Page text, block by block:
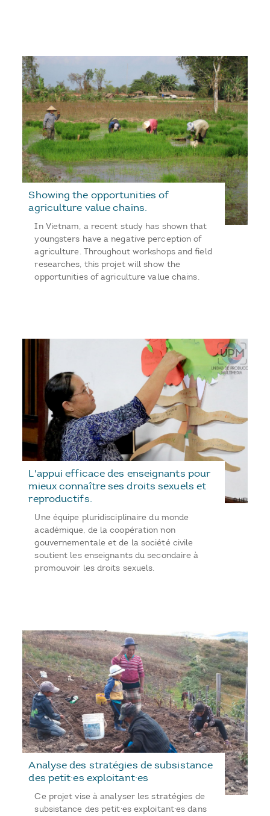
Showing the opportunities of
agriculture value chains.
In Vietnam, a recent study has shown that
youngsters have a negative perception of
agriculture. Throughout workshops and field
researches, this projet will show the
opportunities of agriculture value chains.
L'appui efficace des enseignants pour
mieux connaître ses droits sexuels et
reproductifs.
Une équipe pluridisciplinaire du monde
académique, de la coopération non
gouvernementale et de la société civile
soutient les enseignants du secondaire à
promouvoir les droits sexuels.
Analyse des stratégies de subsistance
des petit·es exploitant·es
Ce projet vise à analyser les stratégies de
subsistance des petit·es exploitant·es dans